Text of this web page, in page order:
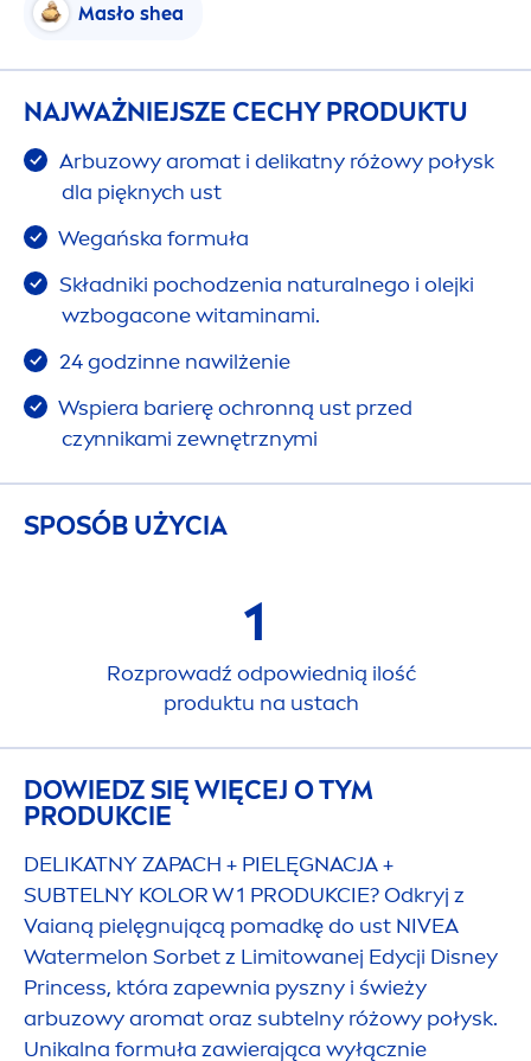
Masło shea
NAJWAŻNIEJSZE CECHY PRODUKTU
Arbuzowy aromat i delikatny różowy połysk
dla pięknych ust
Wegańska formuła
Składniki pochodzenia naturalnego i olejki
wzbogacone witaminami.
24 godzinne nawilżenie
Wspiera barierę ochronną ust przed
czynnikami zewnętrznymi
SPOSÓB UŻYCIA
1
Rozprowadź odpowiednią ilość
produktu na ustach
DOWIEDZ SIĘ WIĘCEJ O TYM
PRODUKCIE
DELIKATNY ZAPACH + PIELĘGNACJA +
SUBTELNY KOLOR W 1 PRODUKCIE? Odkryj z
Vaianą pielęgnującą pomadkę do ust NIVEA
Watermelon Sorbet z Limitowanej Edycji Disney
Princess, która zapewnia pyszny i świeży
arbuzowy aromat oraz subtelny różowy połysk.
Unikalna formuła zawierająca wyłącznie